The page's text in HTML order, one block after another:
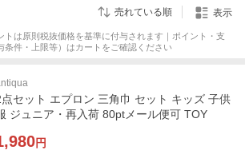
売れている順 表示
トは原則税抜価格を基準に付与されます｜ポイント・支
条件・上限等）はカートをご確認ください
点セット エプロン 三角巾 セット キッズ 子供
ジュニア・再入荷 80ptメール便可 TOY
円